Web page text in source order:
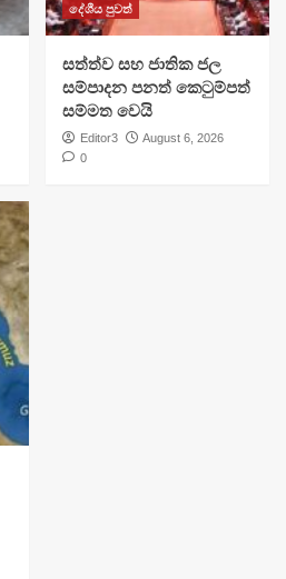
දේශීය පුවත්
සත්ත්ව සහ ජාතික ජල
සම්පාදන පනත් කෙටුම්පත්
සම්මත වෙයි
Editor3
August 6, 2026
0